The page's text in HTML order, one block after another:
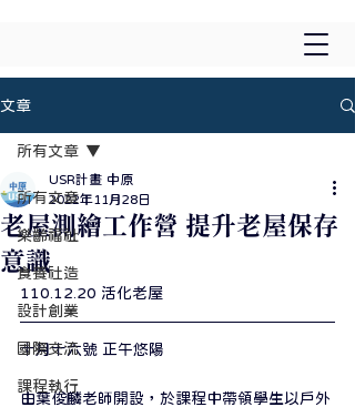
文章
所有文章
樂齡福祉
食養社造
設計創業
國際交流
課程執行
所有文章
老屋測繪工作營 提升老屋保存
意識
USR計畫 中原
2022年11月28日
110.12.20 活化老屋
十月十六號 正午悠陽
由葉俊麟老師開設，於課程中帶領學生以戶外